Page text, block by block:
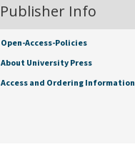
Publisher Info
Open-Access-Policies
About University Press
Access and Ordering Information